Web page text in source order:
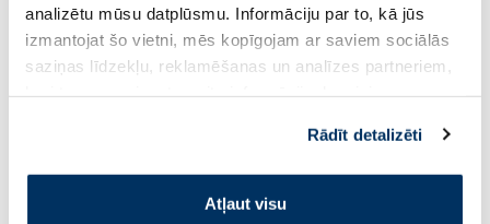
analizētu mūsu datplūsmu. Informāciju par to, kā jūs
izmantojat šo vietni, mēs kopīgojam ar saviem sociālās
saziņas līdzekļu, reklamēšanas un analīzes partneriem,
pakalpojumus. Ja piekrītat šo papildu sīkdatņu
izmantošanai, lūdzu, atzīmējiet savu izvēli:
Rādīt detalizēti
Atļaut visu
Page 1 of 10
Saules aizsardzībai vasarā ☀️